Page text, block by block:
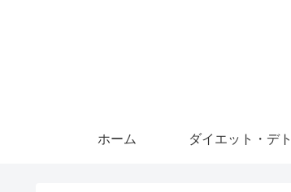
ホーム ダイエット・デ